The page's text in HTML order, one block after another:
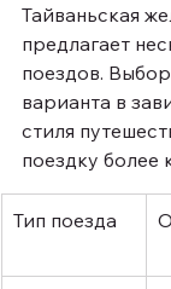
Тайваньская
предлагает
поездов.
варианта в
стиля
поездку более
Тип поезда